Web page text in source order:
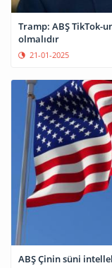
Tramp: ABŞ TikTok-
olmalıdır
21-01-2025
ABŞ Çinin süni